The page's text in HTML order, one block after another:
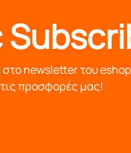
newsletter του
προσφορές μας!